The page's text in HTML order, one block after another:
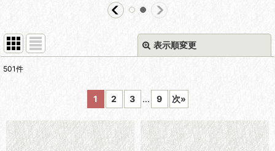
表示順変更
並び順
501件
1 2 3 ... 9 次»